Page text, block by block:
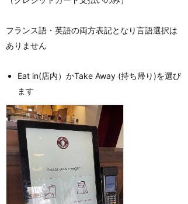
フランス語・英語の両方表記となり言語選択は
ありません
Eat in(店内）かTake Away (持ち帰り)を選び
ます